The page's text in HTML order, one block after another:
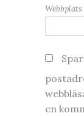
Webbplats
en